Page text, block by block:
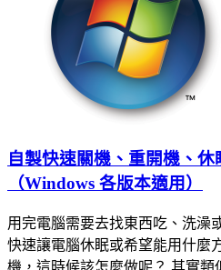
自製快速關機、重開機、
（Windows 各版本適用）
用完電腦需要去找東西吃、洗澡
快速讓電腦休眠或希望能用什麼
機，這時候該怎麼做呢？ 其實